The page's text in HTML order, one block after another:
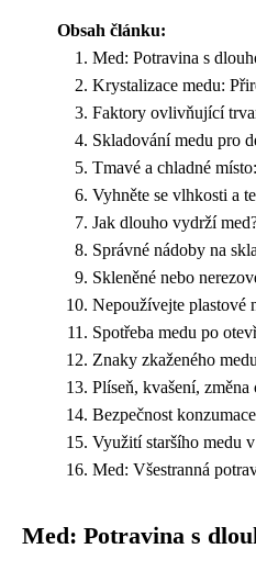
Obsah článku:
Med: Potravina s
Krystalizace medu:
Faktory ovlivňující
Skladování medu pro
Tmavé a chladné
Vyhněte se vlhkosti a
Jak dlouho vydrží
Správné nádoby na
Skleněné nebo
Nepoužívejte plastové
Spotřeba medu po
Znaky zkaženého medu
Plíseň, kvašení, změna
Bezpečnost
Využití staršího medu
Med: Všestranná
Med: Potravina s